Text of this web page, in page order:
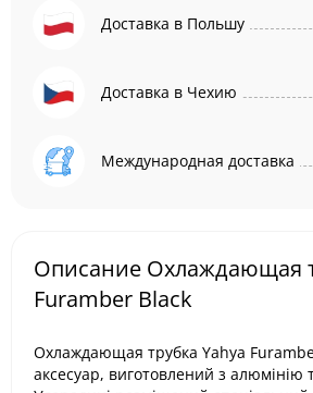
Доставка в Польшу
Доставка в Чехию
Международная доставка
Описание Охлаждающая
Furamber Black
Охлаждающая трубка Yahya
аксесуар, виготовлений з алюмінію